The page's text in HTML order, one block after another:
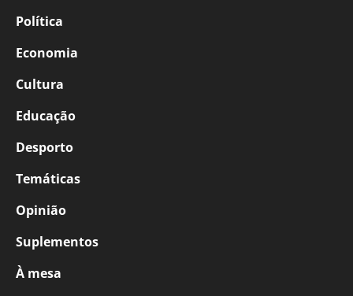
Política
Economia
Cultura
Educação
Desporto
Temáticas
Opinião
Suplementos
À mesa